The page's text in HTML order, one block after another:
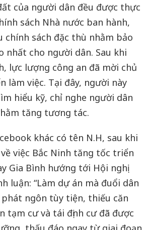
của người dân đều được thực
sách Nhà nước ban hành,
chính sách đặc thù nhằm bảo
nhất cho người dân. Sau khi
lực lượng công an đã mời chủ
làm việc. Tại đây, người này
hiểu kỹ, chỉ nghe người dân
tăng tương tác.
khác có tên N.H, sau khi
việc Bắc Ninh tăng tốc triển
Gia Bình hướng tới Hội nghị
luận: “Làm dự án mà đuổi dân
phát ngôn tùy tiện, thiếu căn
tạm cư và tái định cư đã được